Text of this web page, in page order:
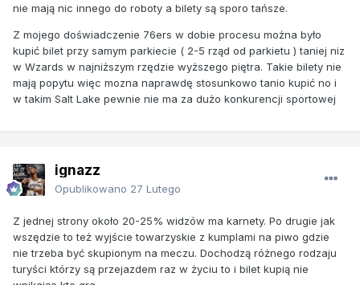
nie mają nic innego do roboty a bilety są sporo tańsze.
Z mojego doświadczenie 76ers w dobie procesu można było
kupić bilet przy samym parkiecie ( 2-5 rząd od parkietu ) taniej niz
w Wzards w najniższym rzędzie wyższego piętra. Takie bilety nie
mają popytu więc mozna naprawdę stosunkowo tanio kupić no i
w takim Salt Lake pewnie nie ma za dużo konkurencji sportowej
ignazz
Opublikowano 27 Lutego
Z jednej strony około 20-25% widzów ma karnety. Po drugie jak
wszędzie to też wyjście towarzyskie z kumplami na piwo gdzie
nie trzeba być skupionym na meczu. Dochodzą różnego rodzaju
turyści którzy są przejazdem raz w życiu to i bilet kupią nie